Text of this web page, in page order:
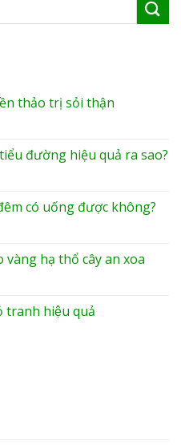
thảo trị sỏi thận
đường hiệu quả ra sao?
có uống được không?
vàng hạ thổ cây an xoa
tranh hiệu quả